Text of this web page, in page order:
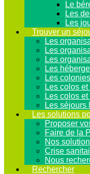
Le
Les
Les
Trouver un
Les
Les
Les
Les
Les
Les colos
Les colos
Les séjours
Les solutions
Proposer
Faire de la
Nos
Crise
Nous
Rechercher